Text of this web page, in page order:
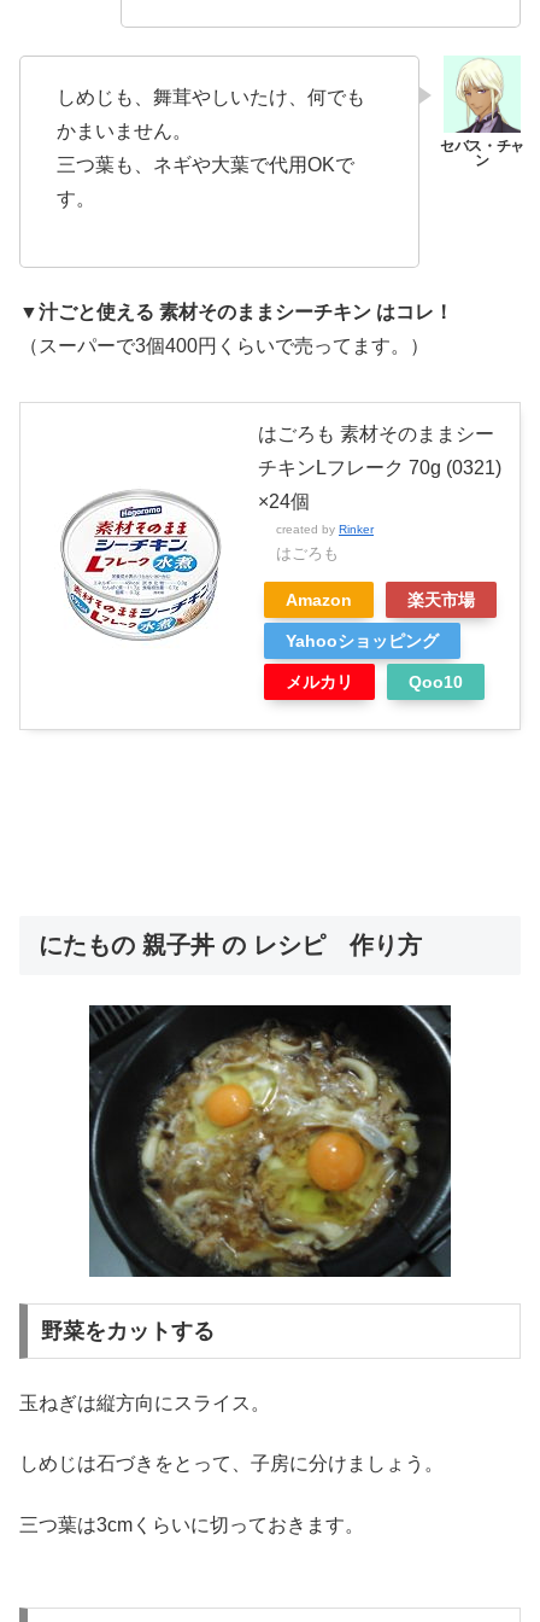
しめじも、舞茸やしいたけ、何でも
かまいません。
三つ葉も、ネギや大葉で代用OKで
す。
▼汁ごと使える 素材そのままシーチキン はコレ！
（スーパーで3個400円くらいで売ってます。）
はごろも 素材そのままシー
チキンLフレーク 70g (0321)
×24個
created by Rinker
はごろも
Amazon 楽天市場
Yahooショッピング
メルカリ Qoo10
にたもの 親子丼 の レシピ 作り方
野菜をカットする
玉ねぎは縦方向にスライス。
しめじは石づきをとって、子房に分けましょう。
三つ葉は3cmくらいに切っておきます。